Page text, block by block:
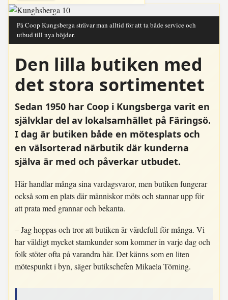
På Coop Kungsberga strävar man alltid för att ta både service och
utbud till nya höjder.
Den lilla butiken med
det stora sortimentet
Sedan 1950 har Coop i Kungsberga varit en
självklar del av lokalsamhället på Färingsö.
I dag är butiken både en mötesplats och
en välsorterad närbutik där kunderna
själva är med och påverkar utbudet.
Här handlar många sina vardagsvaror, men butiken fungerar
också som en plats där människor möts och stannar upp för
att prata med grannar och bekanta.
– Jag hoppas och tror att butiken är värdefull för många. Vi
har väldigt mycket stamkunder som kommer in varje dag och
folk stöter ofta på varandra här. Det känns som en liten
mötespunkt i byn, säger butikschefen Mikaela Törning.